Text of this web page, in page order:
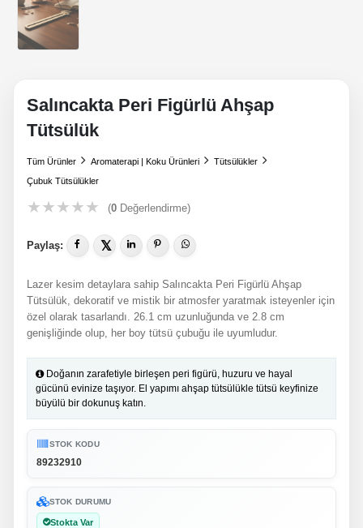
Salıncakta Peri Figürlü Ahşap
Tütsülük
Tüm Ürünler Aromaterapi | Koku Ürünleri
Tütsülükler
Çubuk Tütsülükler
★★★★★ (0Değerlendirme)
Paylaş: 𝕏
Lazer kesim detaylara sahip Salıncakta Peri Figürlü Ahşap
Tütsülük, dekoratif ve mistik bir atmosfer yaratmak isteyenler için
özel olarak tasarlandı. 26.1 cm uzunluğunda ve 2.8 cm
genişliğinde olup, her boy tütsü çubuğu ile uyumludur.
Doğanın zarafetiyle birleşen peri figürü, huzuru ve hayal
gücünü evinize taşıyor. El yapımı ahşap tütsülükle tütsü keyfinize
büyülü bir dokunuş katın.
STOK KODU
89232910
STOK DURUMU
Stokta Var